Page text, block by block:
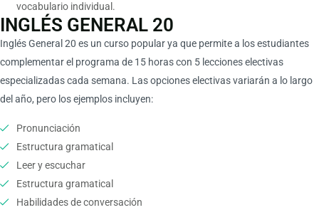
vocabulario individual.
INGLÉS GENERAL 20
Inglés General 20 es un curso popular ya que permite a los estudiantes
complementar el programa de 15 horas con 5 lecciones electivas
especializadas cada semana. Las opciones electivas variarán a lo largo
del año, pero los ejemplos incluyen:
Pronunciación
Estructura gramatical
Leer y escuchar
Estructura gramatical
Habilidades de conversación